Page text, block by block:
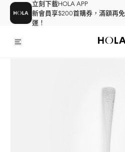
立刻下載HOLA APP
新會員享$200首購券，滿額再免
運！